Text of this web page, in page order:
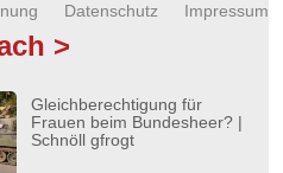
Impressum
Datenschutz
>
Gleichberechtigung für
Frauen beim Bundesheer? |
Schnöll gfrogt